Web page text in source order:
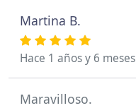
Martina B.
Hace 1 años y 6 meses
Maravilloso.